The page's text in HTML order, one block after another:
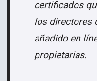
certificados
los directores
añadido en
propietarias.